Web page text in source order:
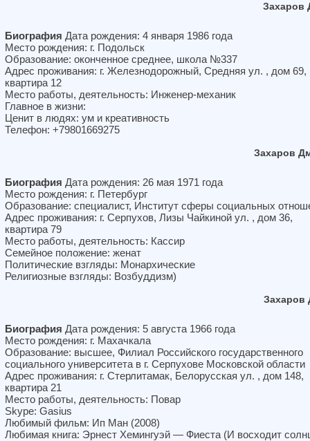
Захаров
Биография Дата рождения: 4 января 1986 года
Место рождения: г. Подольск
Образование: оконченное среднее, школа №337
Адрес проживания: г. Железнодорожный, Средняя ул. , дом 69,
квартира 12
Место работы, деятельность: Инженер-механик
Главное в жизни:
Ценит в людях: ум и креативность
Телефон: +79801669275
Захаров
Биография Дата рождения: 26 мая 1971 года
Место рождения: г. Петербург
Образование: специалист, Институт сферы социальных
Адрес проживания: г. Серпухов, Лизы Чайкиной ул. , дом 36,
квартира 79
Место работы, деятельность: Кассир
Семейное положение: женат
Политические взгляды: Монархические
Религиозные взгляды: Возбуддизм)
Захаров
Биография Дата рождения: 5 августа 1966 года
Место рождения: г. Махачкала
Образование: высшее, Филиал Российского государственного
социального университета в г. Серпухове Московской области
Адрес проживания: г. Стерлитамак, Белорусская ул. , дом 148,
квартира 21
Место работы, деятельность: Повар
Skype: Gasius
Любимый фильм: Ип Ман (2008)
Любимая книга: Эрнест Хемингуэй — Фиеста (И восходит